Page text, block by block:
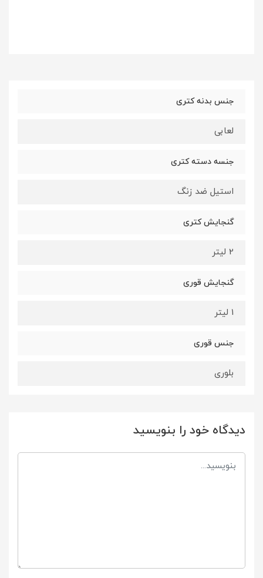
جنس بدنه کتری
لعابی
جنسه دسته کتری
استیل ضد زنگ
گنجایش کتری
2 لیتر
گنجایش قوری
1 لیتر
جنس قوری
بلوری
دیدگاه خود را بنویسید